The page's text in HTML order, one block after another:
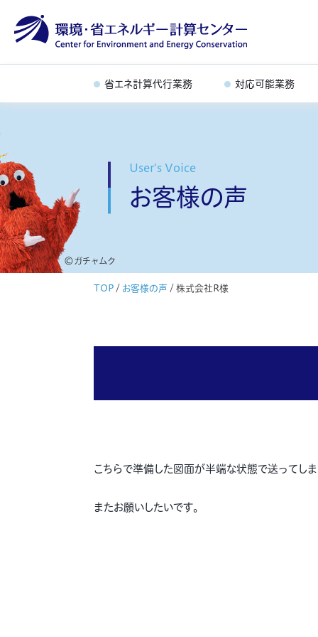
省エネ計算代行業務 対応可能業務
User's Voice
お客様の声
TOP / お客様の声 /株式会社R様
こちらで準備した図面が半端な状態で送ってし
またお願いしたいです。